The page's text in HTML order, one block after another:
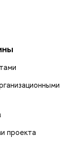
проекта